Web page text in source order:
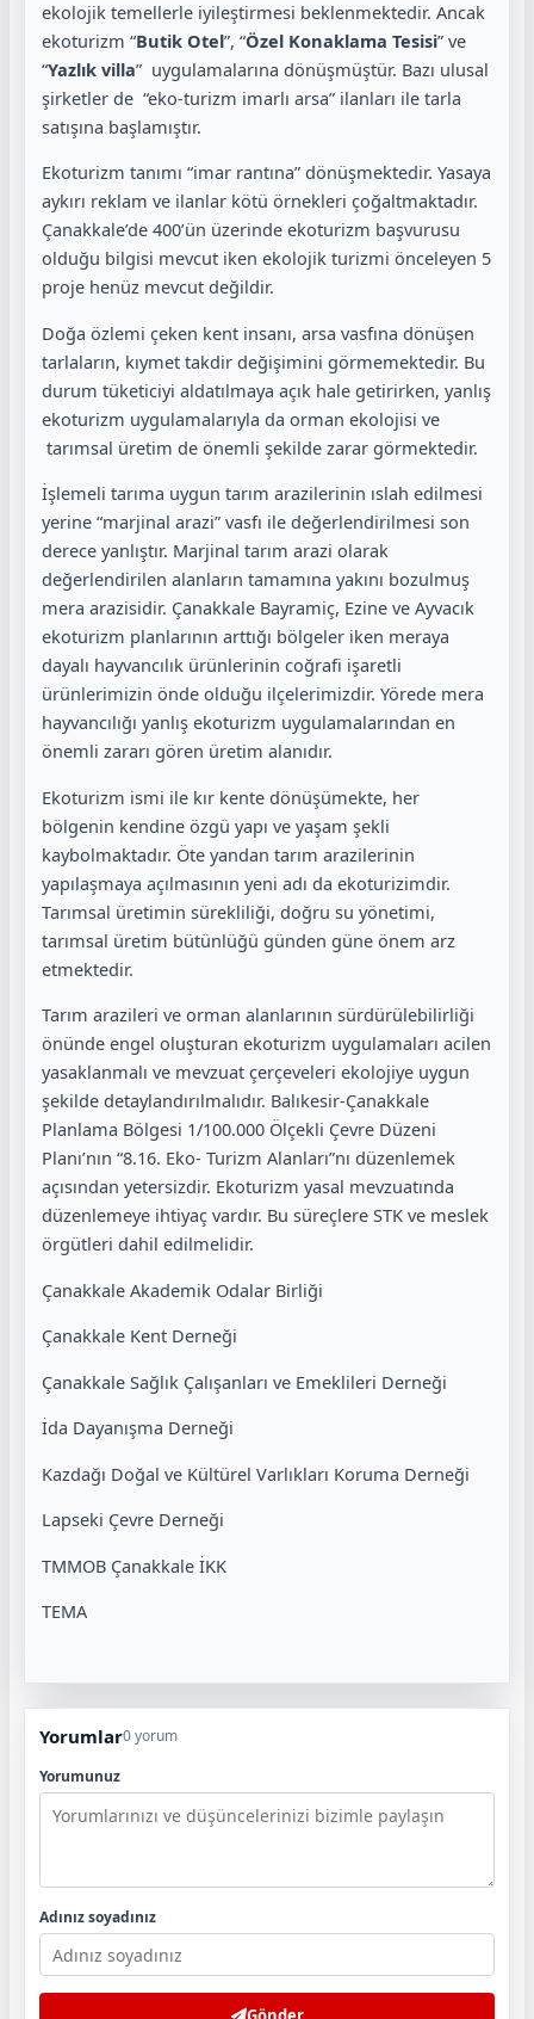
ekolojik temellerle iyileştirmesi beklenmektedir. Ancak
ekoturizm “Butik Otel”, “Özel Konaklama Tesisi” ve
“Yazlık villa” uygulamalarına dönüşmüştür. Bazı ulusal
şirketler de “eko-turizm imarlı arsa” ilanları ile tarla
satışına başlamıştır.
Ekoturizm tanımı “imar rantına” dönüşmektedir. Yasaya
aykırı reklam ve ilanlar kötü örnekleri çoğaltmaktadır.
Çanakkale’de 400’ün üzerinde ekoturizm başvurusu
olduğu bilgisi mevcut iken ekolojik turizmi önceleyen 5
proje henüz mevcut değildir.
Doğa özlemi çeken kent insanı, arsa vasfına dönüşen
tarlaların, kıymet takdir değişimini görmemektedir. Bu
durum tüketiciyi aldatılmaya açık hale getirirken, yanlış
ekoturizm uygulamalarıyla da orman ekolojisi ve
tarımsal üretim de önemli şekilde zarar görmektedir.
İşlemeli tarıma uygun tarım arazilerinin ıslah edilmesi
yerine “marjinal arazi” vasfı ile değerlendirilmesi son
derece yanlıştır. Marjinal tarım arazi olarak
değerlendirilen alanların tamamına yakını bozulmuş
mera arazisidir. Çanakkale Bayramiç, Ezine ve Ayvacık
ekoturizm planlarının arttığı bölgeler iken meraya
dayalı hayvancılık ürünlerinin coğrafi işaretli
ürünlerimizin önde olduğu ilçelerimizdir. Yörede mera
hayvancılığı yanlış ekoturizm uygulamalarından en
önemli zararı gören üretim alanıdır.
Ekoturizm ismi ile kır kente dönüşümekte, her
bölgenin kendine özgü yapı ve yaşam şekli
kaybolmaktadır. Öte yandan tarım arazilerinin
yapılaşmaya açılmasının yeni adı da ekoturizimdir.
Tarımsal üretimin sürekliliği, doğru su yönetimi,
tarımsal üretim bütünlüğü günden güne önem arz
etmektedir.
Tarım arazileri ve orman alanlarının sürdürülebilirliği
önünde engel oluşturan ekoturizm uygulamaları acilen
yasaklanmalı ve mevzuat çerçeveleri ekolojiye uygun
şekilde detaylandırılmalıdır. Balıkesir-Çanakkale
Planlama Bölgesi 1/100.000 Ölçekli Çevre Düzeni
Planı’nın “8.16. Eko- Turizm Alanları”nı düzenlemek
açısından yetersizdir. Ekoturizm yasal mevzuatında
düzenlemeye ihtiyaç vardır. Bu süreçlere STK ve meslek
örgütleri dahil edilmelidir.
Çanakkale Akademik Odalar Birliği
Çanakkale Kent Derneği
Çanakkale Sağlık Çalışanları ve Emeklileri Derneği
İda Dayanışma Derneği
Kazdağı Doğal ve Kültürel Varlıkları Koruma Derneği
Lapseki Çevre Derneği
TMMOB Çanakkale İKK
TEMA
Yorumlar0 yorum
Yorumunuz
Adınız soyadınız